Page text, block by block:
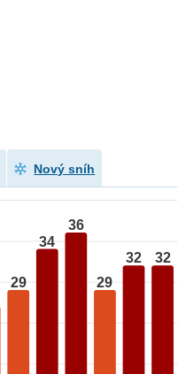
Nový sníh
29
34
36
29
32 32